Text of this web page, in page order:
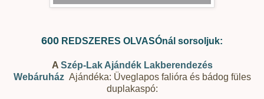
600 REDSZERES OLVASÓnál sorsoljuk:
A Szép-Lak Ajándék Lakberendezés
WebáruházAjándéka: Üveglapos falióra és bádog füles
duplakaspó: